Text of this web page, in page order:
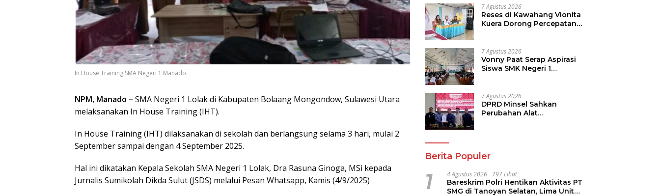
In House Training SMA Negeri 1 Manado.
NPM, Manado – SMA Negeri 1 Lolak di Kabupaten Bolaang Mongondow, Sulawesi Utara
melaksanakan In House Training (IHT).
In House Training (IHT) dilaksanakan di sekolah dan berlangsung selama 3 hari, mulai 2
September sampai dengan 4 September 2025.
Hal ini dikatakan Kepala Sekolah SMA Negeri 1 Lolak, Dra Rasuna Ginoga, MSi kepada
Jurnalis Sumikolah Dikda Sulut (JSDS) melalui Pesan Whatsapp, Kamis (4/9/2025)
Musim Kemarau
7 Agustus 2026
Reses di Kawahang Vionita
Kuera Dorong Percepatan
7 Agustus 2026
Vonny Paat Serap Aspirasi
Siswa SMK Negeri 1
7 Agustus 2026
DPRD Minsel Sahkan
Perubahan Alat
Berita Populer
1 4 Agustus 2026 797 Lihat
Bareskrim Polri Hentikan Aktivitas PT
SMG di Tanoyan Selatan, Lima Unit